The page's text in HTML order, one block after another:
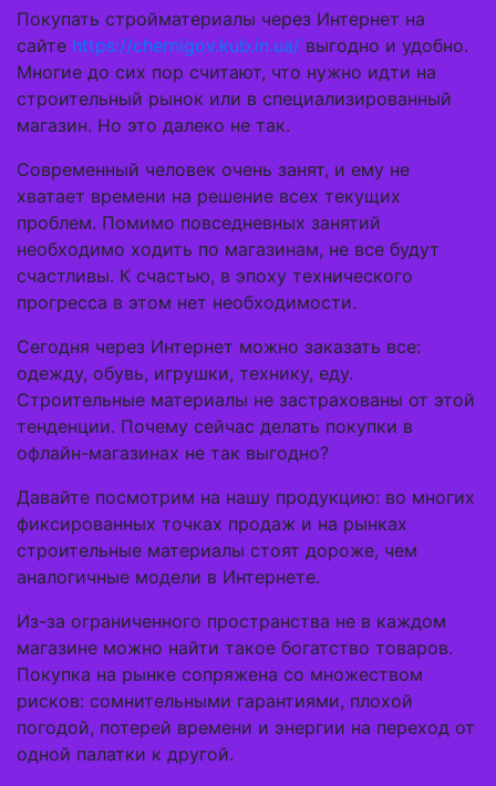
Покупать стройматериалы через Интернет на
сайте https://chernigov.kub.in.ua/ выгодно и удобно.
Многие до сих пор считают, что нужно идти на
строительный рынок или в специализированный
магазин. Но это далеко не так.
Современный человек очень занят, и ему не
хватает времени на решение всех текущих
проблем. Помимо повседневных занятий
необходимо ходить по магазинам, не все будут
счастливы. К счастью, в эпоху технического
прогресса в этом нет необходимости.
Сегодня через Интернет можно заказать все:
одежду, обувь, игрушки, технику, еду.
Строительные материалы не застрахованы от этой
тенденции. Почему сейчас делать покупки в
офлайн-магазинах не так выгодно?
Давайте посмотрим на нашу продукцию: во многих
фиксированных точках продаж и на рынках
строительные материалы стоят дороже, чем
аналогичные модели в Интернете.
Из-за ограниченного пространства не в каждом
магазине можно найти такое богатство товаров.
Покупка на рынке сопряжена со множеством
рисков: сомнительными гарантиями, плохой
погодой, потерей времени и энергии на переход от
одной палатки к другой.